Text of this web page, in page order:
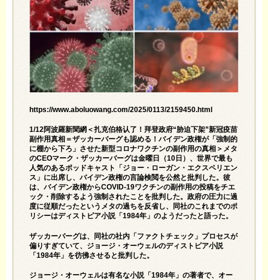
https://www.aboluowang.com/2025/0113/2159450.html
1/12阿波羅新聞網＜扎克伯格认了！拜登政府“胁迫下架”新冠疫苗
副作用真相＝ザッカーバーグも認める！バイデン政権が「強制的
に棚から下ろ」させた新型コロナワクチンの副作用の真相＞メタ
のCEOマーク・ザッカーバーグは金曜日（10日）、世界で最も
人気のあるポッドキャスト「ジョー・ローガン・エクスペリエン
ス」に出席し、バイデン政権の言論検閲を公然と批判した。彼
は、バイデン政権からCOVID-19ワクチンの副作用の投稿をチエ
ック・削除するよう強制されたことを批判した。政府の圧力に過
度に従順だったというメタの過ちを反省し、同社のこれまでのポ
リシーはディストピア小説「1984年」のようだったと語った。
ザッカーバーグは、同社の社内「ファクトチェック」プロセスが
偏りすぎていて、ジョージ・オーウェルのディストピア小説
「1984年」を彷彿させると批判した。
ジョージ・オーウェルは有名な小説「1984年」の著者で、オー